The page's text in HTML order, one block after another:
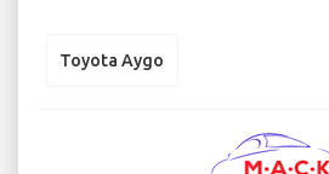
Toyota Aygo